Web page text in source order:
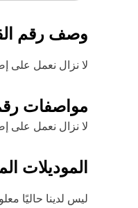
وصف رقم
لا نزال نعمل على
مواصفات
لا نزال نعمل على
الموديلات
ليس لدينا حاليًا